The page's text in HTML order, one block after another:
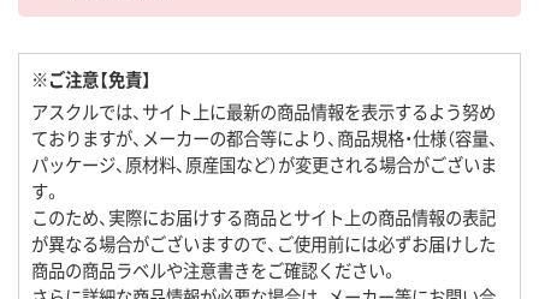
※ご注意【免責】
アスクルでは、サイト上に最新の商品情報を表示するよう努め
ておりますが、メーカーの都合等により、商品規格・仕様（容量、
パッケージ、原材料、原産国など）が変更される場合がございま
す。
このため、実際にお届けする商品とサイト上の商品情報の表記
が異なる場合がございますので、ご使用前には必ずお届けした
商品の商品ラベルや注意書きをご確認ください。